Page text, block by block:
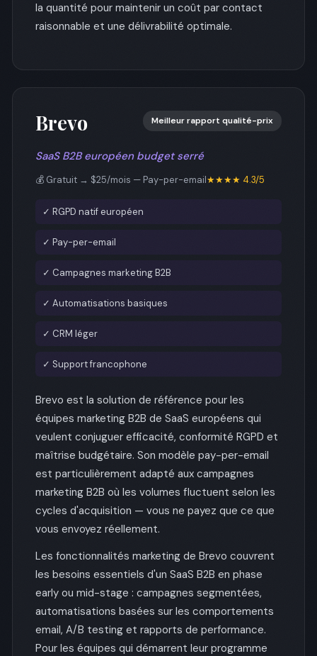
la quantité pour maintenir un coût par contact
raisonnable et une délivrabilité optimale.
Brevo Meilleur rapport qualité-prix
SaaS B2B européen budget serré
💰 Gratuit → $25/mois — Pay-per-email★★★★ 4.3/5
✓ RGPD natif européen
✓ Pay-per-email
✓ Campagnes marketing B2B
✓ Automatisations basiques
✓ CRM léger
✓ Support francophone
Brevo est la solution de référence pour les
équipes marketing B2B de SaaS européens qui
veulent conjuguer efficacité, conformité RGPD et
maîtrise budgétaire. Son modèle pay-per-email
est particulièrement adapté aux campagnes
marketing B2B où les volumes fluctuent selon les
cycles d'acquisition — vous ne payez que ce que
vous envoyez réellement.
Les fonctionnalités marketing de Brevo couvrent
les besoins essentiels d'un SaaS B2B en phase
early ou mid-stage : campagnes segmentées,
automatisations basées sur les comportements
email, A/B testing et rapports de performance.
Pour les équipes qui démarrent leur programme